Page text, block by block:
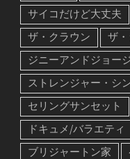
サイコだけど大丈夫
ザ・クラウン
ザ
ジニーアンドジョー
ストレンジャー・シ
セリングサンセット
ドキュメ/バラエティ
ブリジャートン家